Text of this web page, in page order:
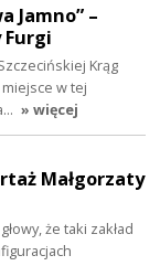
Jamno” –
Furgi
Krąg
w tej
» więcej
Małgorzaty
że taki zakład